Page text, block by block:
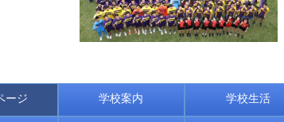
ージ 学校案内 学校生活